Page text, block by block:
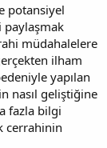
potansiyel
paylaşmak
müdahalelere
ilham
yapılan
nasıl geliştiğine
fazla bilgi
cerrahinin